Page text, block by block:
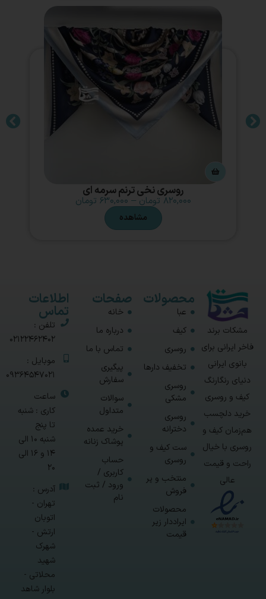
روسری نخی ترنم سرمه ای
۸۲۰,۰۰۰ تومان – ۶۳۰,۰۰۰ تومان
مشاهده
مشکات برند
فاخر ایرانی برای
بانوی ایرانی
دنیای رنگارنگ
کیف و روسری
خرید دلچسب
هم‌زمان کیف و
روسری با خیال
راحت و قیمت
عالی
محصولات
عبا
کیف
روسری
تخفیف دارها
روسری
مشکی
روسری
دخترانه
ست کیف و
روسری
منتخب و پر
فروش
محصولات
ایراددار زیر
قیمت
صفحات
خانه
درباره ما
تماس با ما
پیگیری
سفارش
سوالات
متداول
خرید عمده
پوشاک زنانه
حساب
کاربری /
ورود / ثبت
نام
اطلاعات
تماس
تلفن :
02122462402
موبایل :
09364547021
ساعت
کاری : شنبه
تا پنج
شنبه 10 الی
14 و 16 الی
20
آدرس :
تهران -
اتوبان
ارتش -
شهرک
شهید
محلاتی -
بلوار شاهد